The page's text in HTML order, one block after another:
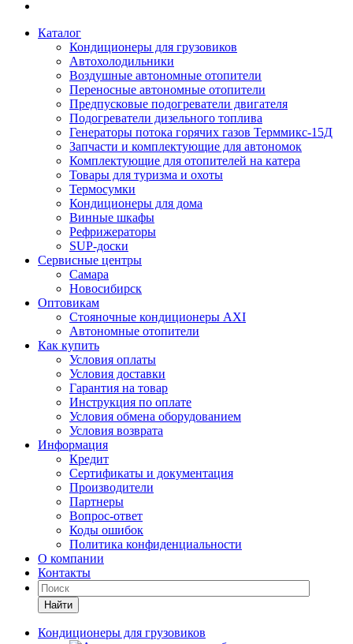
Каталог
Кондиционеры для грузовиков
Автохолодильники
Воздушные автономные отопители
Переносные автономные отопители
Предпусковые подогреватели двигателя
Подогреватели дизельного топлива
Генераторы потока горячих газов Терммикс-15Д
Запчасти и комплектующие для автономок
Комплектующие для отопителей на катера
Товары для туризма и охоты
Термосумки
Кондиционеры для дома
Винные шкафы
Рефрижераторы
SUP-доски
Сервисные центры
Самара
Новосибирск
Оптовикам
Стояночные кондиционеры AXI
Автономные отопители
Как купить
Условия оплаты
Условия доставки
Гарантия на товар
Инструкция по оплате
Условия обмена оборудованием
Условия возврата
Информация
Кредит
Сертификаты и документация
Производители
Партнеры
Вопрос-ответ
Коды ошибок
Политика конфиденциальности
О компании
Контакты
Найти
Кондиционеры для грузовиков